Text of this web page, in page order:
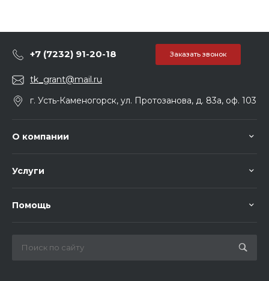
+7 (7232) 91-20-18 Заказать звонок
tk_grant@mail.ru
г. Усть-Каменогорск, ул. Протозанова, д. 83а, оф. 103
О компании
Услуги
Помощь